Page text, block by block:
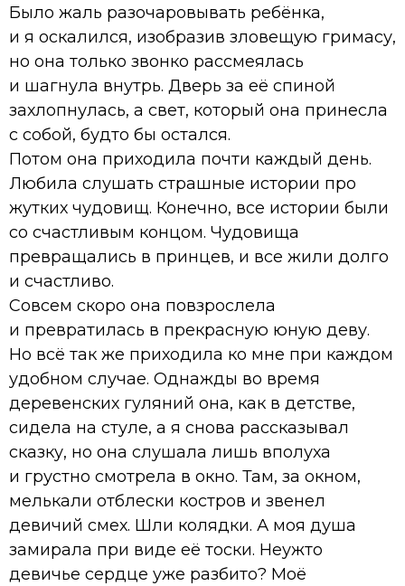
Было жаль разочаровывать ребёнка,
и я оскалился, изобразив зловещую гримасу,
но она только звонко рассмеялась
и шагнула внутрь. Дверь за её спиной
захлопнулась, а свет, который она принесла
с собой, будто бы остался.
Потом она приходила почти каждый день.
Любила слушать страшные истории про
жутких чудовищ. Конечно, все истории были
со счастливым концом. Чудовища
превращались в принцев, и все жили долго
и счастливо.
Совсем скоро она повзрослела
и превратилась в прекрасную юную деву.
Но всё так же приходила ко мне при каждом
удобном случае. Однажды во время
деревенских гуляний она, как в детстве,
сидела на стуле, а я снова рассказывал
сказку, но она слушала лишь вполуха
и грустно смотрела в окно. Там, за окном,
мелькали отблески костров и звенел
девичий смех. Шли колядки. А моя душа
замирала при виде её тоски. Неужто
девичье сердце уже разбито? Моё